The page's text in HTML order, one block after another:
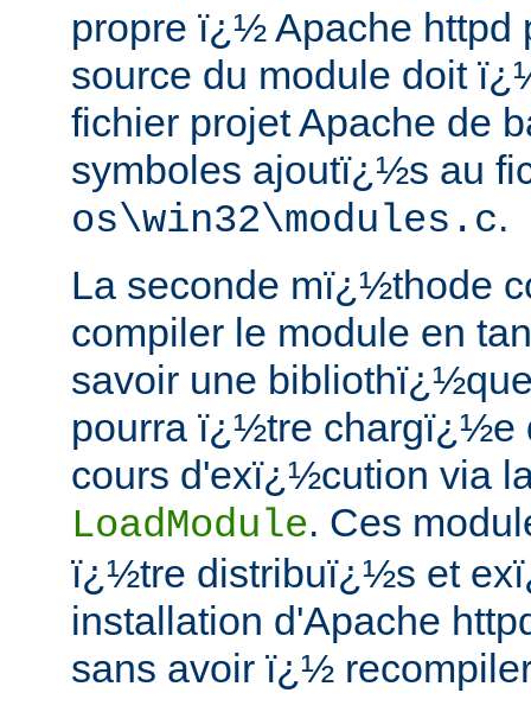
propre ï¿½ Apache httpd
source du module doit
fichier projet Apache de
symboles ajoutï¿½s au
os\win32\modules.c.
La seconde mï¿½thode
compiler le module en
savoir une
pourra ï¿½tre chargï¿½e
cours d'exï¿½cution via
LoadModule. Ces
ï¿½tre distribuï¿½s et
installation d'Apache
sans avoir ï¿½